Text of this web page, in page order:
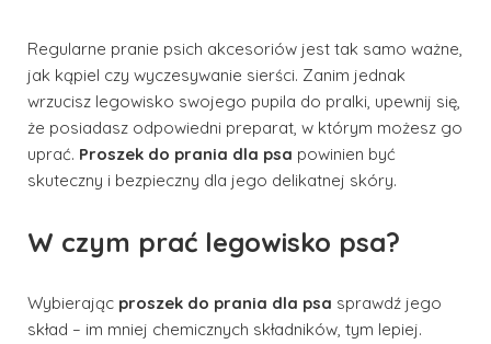
Regularne pranie psich akcesoriów jest tak samo ważne,
jak kąpiel czy wyczesywanie sierści. Zanim jednak
wrzucisz legowisko swojego pupila do pralki, upewnij się,
że posiadasz odpowiedni preparat, w którym możesz go
uprać. Proszek do prania dla psa powinien być
skuteczny i bezpieczny dla jego delikatnej skóry.
W czym prać legowisko psa?
Wybierając proszek do prania dla psa sprawdź jego
skład – im mniej chemicznych składników, tym lepiej.